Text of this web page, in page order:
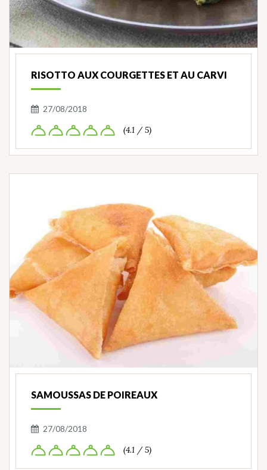
RISOTTO AUX COURGETTES ET AU CARVI
27/08/2018
(4.1 / 5)
SAMOUSSAS DE POIREAUX
27/08/2018
(4.1 / 5)